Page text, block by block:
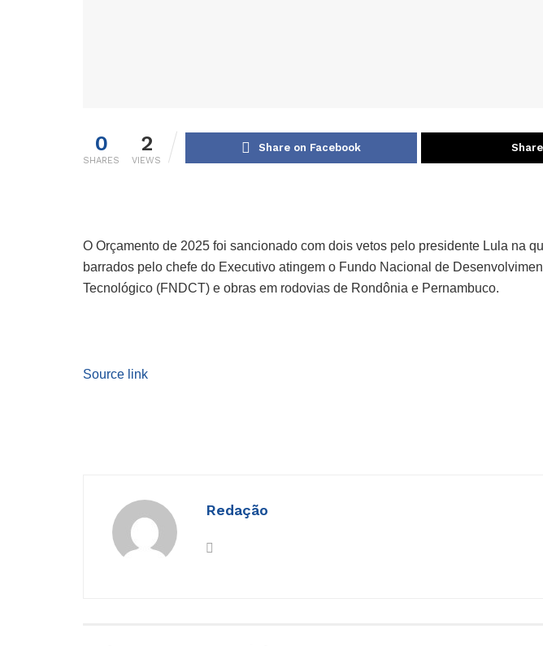
0
SHARES
2
VIEWS
Share on Facebook
O Orçamento de 2025 foi sancionado com dois vetos pelo presidente Lula na
barrados pelo chefe do Executivo atingem o Fundo Nacional de
Tecnológico (FNDCT) e obras em rodovias de Rondônia e Pernambuco.
Source link
Redação